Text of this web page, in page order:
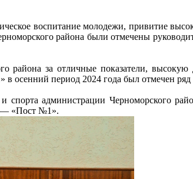
воспитание молодежи, привитие
района были отмечены
района за отличные показатели,
осенний период 2024 года был отмечен
и спорта администрации Черноморского
— «Пост №1».